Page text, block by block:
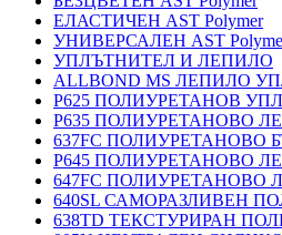
ЕЛАСТИЧЕН AST Polymer
УНИВЕРСАЛЕН AST
УПЛЪТНИТЕЛ И ЛЕПИЛО
ALLBOND MS ЛЕПИЛО
P625 ПОЛИУРЕТАНОВ
P635 ПОЛИУРЕТАНОВО
637FC
P645 ПОЛИУРЕТАНОВО
647FC ПОЛИУРЕТАНОВО
640SL САМОРАЗЛИВЕН
638TD ТЕКСТУРИРАН